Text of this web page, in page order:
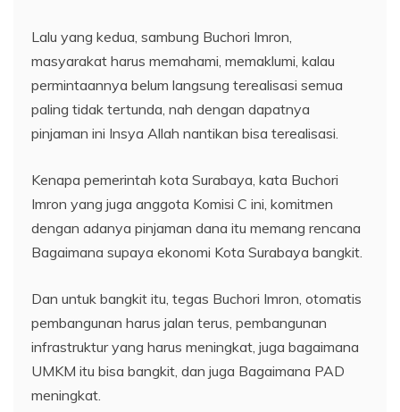
Lalu yang kedua, sambung Buchori Imron,
masyarakat harus memahami, memaklumi, kalau
permintaannya belum langsung terealisasi semua
paling tidak tertunda, nah dengan dapatnya
pinjaman ini Insya Allah nantikan bisa terealisasi.
Kenapa pemerintah kota Surabaya, kata Buchori
Imron yang juga anggota Komisi C ini, komitmen
dengan adanya pinjaman dana itu memang rencana
Bagaimana supaya ekonomi Kota Surabaya bangkit.
Dan untuk bangkit itu, tegas Buchori Imron, otomatis
pembangunan harus jalan terus, pembangunan
infrastruktur yang harus meningkat, juga bagaimana
UMKM itu bisa bangkit, dan juga Bagaimana PAD
meningkat.